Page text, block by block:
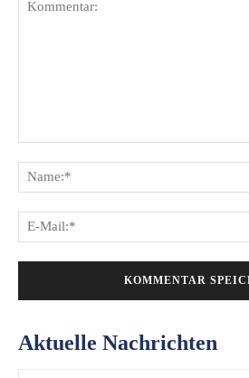
Aktuelle Nachrichten